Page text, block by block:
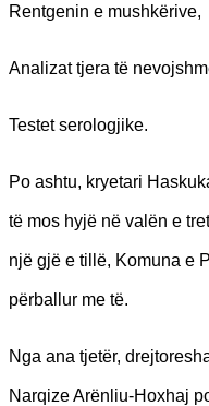
Rentgenin e mushkërive,
Analizat tjera të
Testet serologjike.
Po ashtu, kryetari
të mos hyjë në valën e
një gjë e tillë, Komuna e
përballur me të.
Nga ana tjetër,
Narqize Arënliu-Hoxhaj